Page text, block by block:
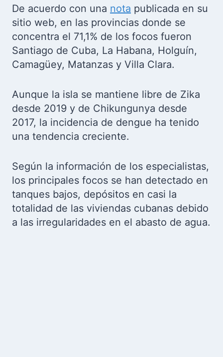
De acuerdo con una nota publicada en su
sitio web, en las provincias donde se
concentra el 71,1% de los focos fueron
Santiago de Cuba, La Habana, Holguín,
Camagüey, Matanzas y Villa Clara.
Aunque la isla se mantiene libre de Zika
desde 2019 y de Chikungunya desde
2017, la incidencia de dengue ha tenido
una tendencia creciente.
Según la información de los especialistas,
los principales focos se han detectado en
tanques bajos, depósitos en casi la
totalidad de las viviendas cubanas debido
a las irregularidades en el abasto de agua.